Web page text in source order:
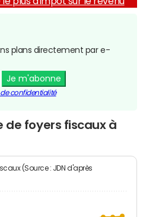
plans directement par e-
Je m'abonne
confidentialité
de foyers fiscaux à
(Source : JDN d'après